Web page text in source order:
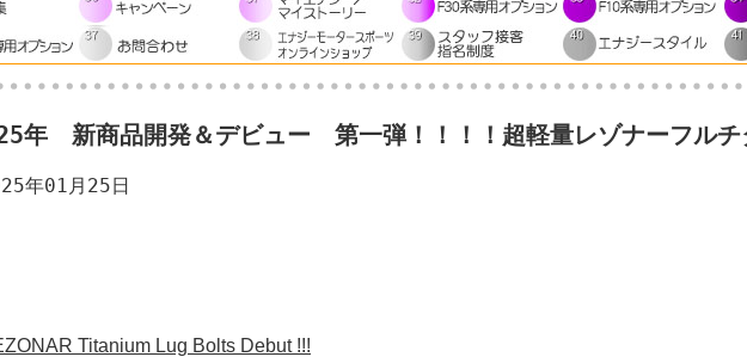
年 新商品開発＆デビュー 第一弾！！！！超軽量レゾナーフルチ
年01月25日
Titanium Lug Bolts Debut !!!